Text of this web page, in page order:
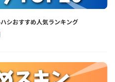
シおすすめ人気ランキング